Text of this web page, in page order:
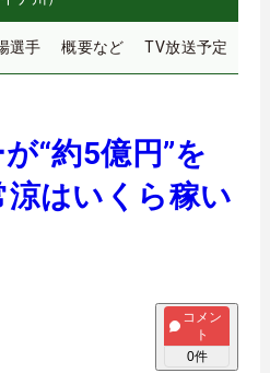
選手 概要など TV放送予定
“約5億円”を
はいくら稼い
コメン
ト
0件